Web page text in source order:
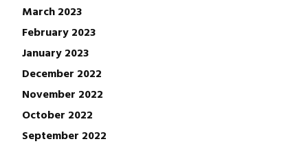
March 2023
February 2023
January 2023
December 2022
November 2022
October 2022
September 2022